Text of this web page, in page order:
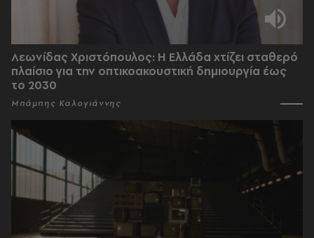
Λεωνίδας Χριστόπουλος: Η Ελλάδα χτίζει σταθερό
πλαίσιο για την οπτικοακουστική δημιουργία έως
το 2030
Μπάμπης Καλογιάννης